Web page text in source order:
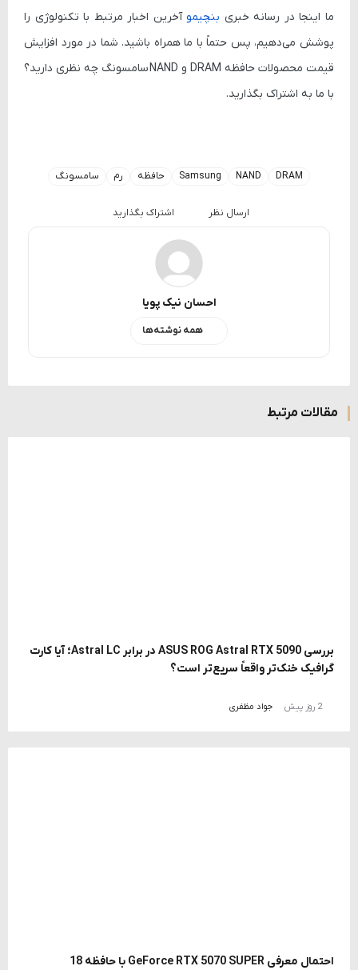
ما اینجا در رسانه خبری بنچیمو آخرین اخبار مرتبط با تکنولوژی را
پوشش می‌دهیم، پس حتماً با ما همراه باشید. شما در مورد افزایش
قیمت محصولات حافظه DRAM و NANDسامسونگ چه نظری دارید؟
با ما به اشتراک بگذارید.
DRAM
NAND
Samsung حافظه رم سامسونگ
ارسال نظر اشتراک بگذارید
احسان نیک پویا
همه نوشته‌ها
مقالات مرتبط
بررسی ASUS ROG Astral RTX 5090 در برابر Astral LC؛ آیا کارت
گرافیک خنک‌تر واقعاً سریع‌تر است؟
2 روز پیش جواد مظفری
احتمال معرفی GeForce RTX 5070 SUPER با حافظه 18